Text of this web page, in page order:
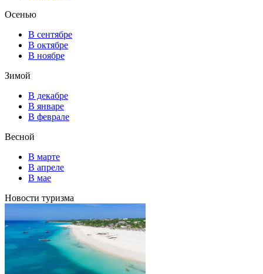
Осенью
В сентябре
В октябре
В ноябре
Зимой
В декабре
В январе
В феврале
Весной
В марте
В апреле
В мае
Новости туризма